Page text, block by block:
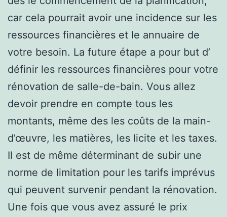
car cela pourrait avoir une incidence sur les
ressources financières et le annuaire de
votre besoin. La future étape a pour but d’
définir les ressources financières pour votre
rénovation de salle-de-bain. Vous allez
devoir prendre en compte tous les
montants, même des les coûts de la main-
d’œuvre, les matières, les licite et les taxes.
Il est de même déterminant de subir une
norme de limitation pour les tarifs imprévus
qui peuvent survenir pendant la rénovation.
Une fois que vous avez assuré le prix